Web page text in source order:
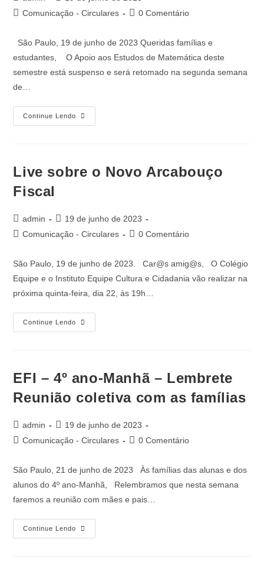
Comunicação - Circulares
0 Comentário
São Paulo, 19 de junho de 2023 Queridas famílias e
estudantes, O Apoio aos Estudos de Matemática deste
semestre está suspenso e será retomado na segunda semana
de…
Continue Lendo
Live sobre o Novo Arcabouço
Fiscal
admin
19 de junho de 2023
Comunicação - Circulares
0 Comentário
São Paulo, 19 de junho de 2023. Car@s amig@s, O Colégio
Equipe e o Instituto Equipe Cultura e Cidadania vão realizar na
próxima quinta-feira, dia 22, às 19h…
Continue Lendo
EFI – 4º ano-Manhã – Lembrete
Reunião coletiva com as famílias
admin
19 de junho de 2023
Comunicação - Circulares
0 Comentário
São Paulo, 21 de junho de 2023 Às famílias das alunas e dos
alunos do 4º ano-Manhã, Relembramos que nesta semana
faremos a reunião com mães e pais…
Continue Lendo